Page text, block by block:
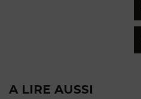
A LIRE AUSSI